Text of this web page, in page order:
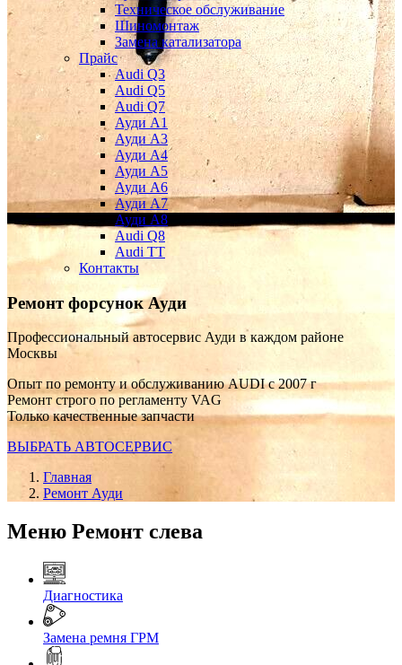
Техническое обслуживание
Шиномонтаж
Замена катализатора
Прайс
Audi Q3
Audi Q5
Audi Q7
Ауди А1
Ауди А3
Ауди А4
Ауди A5
Ауди А6
Ауди А7
Ауди A8
Audi Q8
Audi TT
Контакты
Ремонт форсунок Ауди
Профессиональный автосервис Ауди в каждом районе
Москвы
Опыт по ремонту и обслуживанию AUDI с 2007 г
Ремонт строго по регламенту VAG
Только качественные запчасти
ВЫБРАТЬ АВТОСЕРВИС
Главная
Ремонт Ауди
Меню Ремонт слева
Диагностика
Замена ремня ГРМ